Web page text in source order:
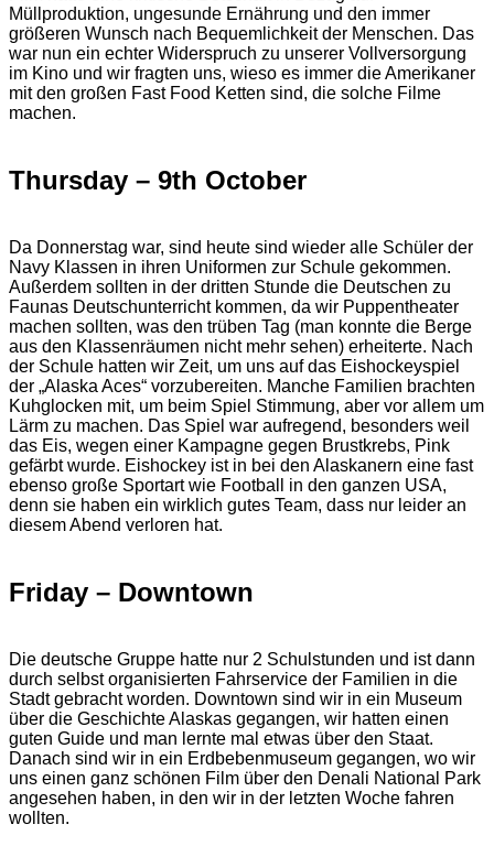
Müllproduktion, ungesunde Ernährung und den immer
größeren Wunsch nach Bequemlichkeit der Menschen. Das
war nun ein echter Widerspruch zu unserer Vollversorgung
im Kino und wir fragten uns, wieso es immer die Amerikaner
mit den großen Fast Food Ketten sind, die solche Filme
machen.
Thursday – 9th October
Da Donnerstag war, sind heute sind wieder alle Schüler der
Navy Klassen in ihren Uniformen zur Schule gekommen.
Außerdem sollten in der dritten Stunde die Deutschen zu
Faunas Deutschunterricht kommen, da wir Puppentheater
machen sollten, was den trüben Tag (man konnte die Berge
aus den Klassenräumen nicht mehr sehen) erheiterte. Nach
der Schule hatten wir Zeit, um uns auf das Eishockeyspiel
der „Alaska Aces“ vorzubereiten. Manche Familien brachten
Kuhglocken mit, um beim Spiel Stimmung, aber vor allem um
Lärm zu machen. Das Spiel war aufregend, besonders weil
das Eis, wegen einer Kampagne gegen Brustkrebs, Pink
gefärbt wurde. Eishockey ist in bei den Alaskanern eine fast
ebenso große Sportart wie Football in den ganzen USA,
denn sie haben ein wirklich gutes Team, dass nur leider an
diesem Abend verloren hat.
Friday – Downtown
Die deutsche Gruppe hatte nur 2 Schulstunden und ist dann
durch selbst organisierten Fahrservice der Familien in die
Stadt gebracht worden. Downtown sind wir in ein Museum
über die Geschichte Alaskas gegangen, wir hatten einen
guten Guide und man lernte mal etwas über den Staat.
Danach sind wir in ein Erdbebenmuseum gegangen, wo wir
uns einen ganz schönen Film über den Denali National Park
angesehen haben, in den wir in der letzten Woche fahren
wollten.